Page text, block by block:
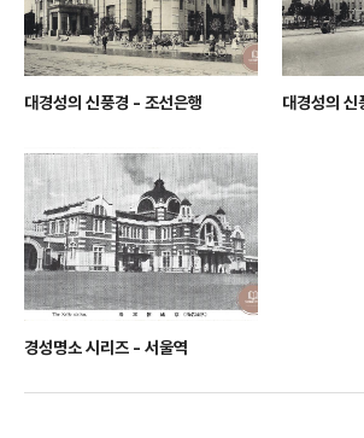
대경성의 신풍경 - 조선은행 대경성의
경성명소 시리즈 - 서울역